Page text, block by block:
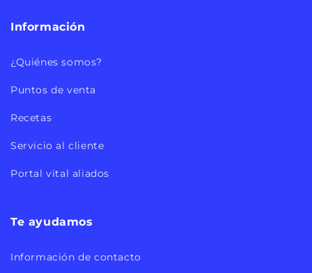
Información
¿Quiénes somos?
Puntos de venta
Recetas
Servicio al cliente
Portal vital aliados
Te ayudamos
Información de contacto